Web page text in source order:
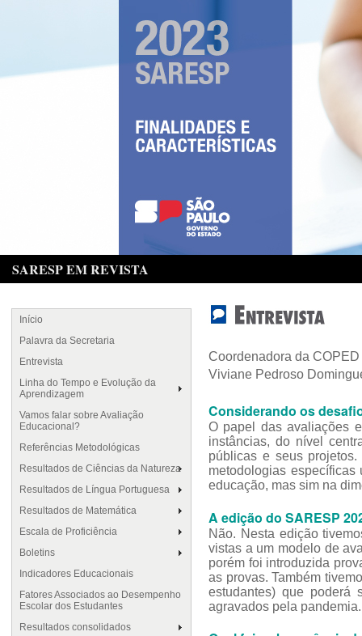
SARESP EM REVISTA
Início
Palavra da Secretaria
Entrevista
Linha do Tempo e Evolução da
Aprendizagem
Vamos falar sobre Avaliação
Educacional?
Referências Metodológicas
Resultados de Ciências da Natureza
Resultados de Língua Portuguesa
Resultados de Matemática
Escala de Proficiência
Boletins
Indicadores Educacionais
Fatores Associados ao Desempenho
Escolar dos Estudantes
Resultados consolidados
Coordenadora da COPED
Viviane Pedroso
Considerando os
O papel das avaliações
instâncias, do nível
públicas e seus
metodologias
educação, mas sim na
A edição do SARESP
Não. Nesta edição
vistas a um modelo de
porém foi introduzida
as provas. Também
estudantes) que poderá
agravados pela pandemia.